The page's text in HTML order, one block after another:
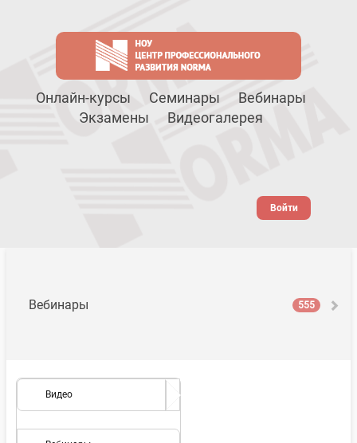
Онлайн-курсы Семинары
Вебинары
Экзамены
Видеогалерея
Войти
Вебинары 555
Видео